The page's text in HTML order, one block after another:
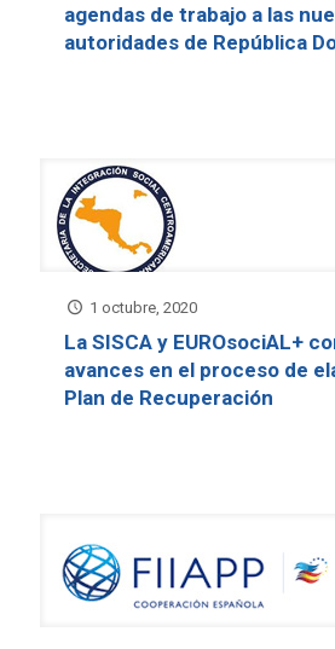
agendas de trabajo a las
autoridades de República
1 octubre, 2020
La SISCA y EUROsociAL+
avances en el proceso de
Plan de Recuperación